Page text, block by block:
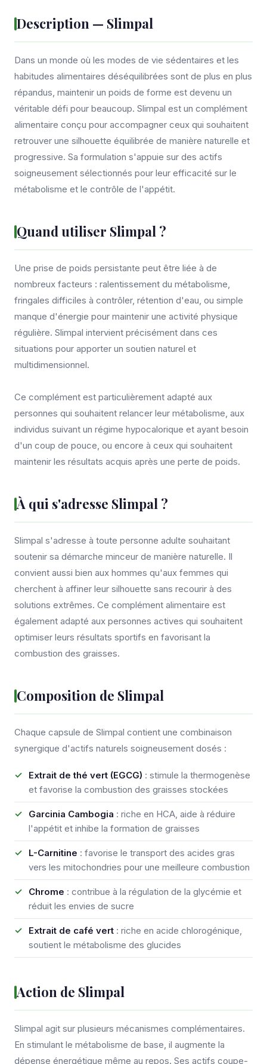
Description — Slimpal
Dans un monde où les modes de vie sédentaires et les
habitudes alimentaires déséquilibrées sont de plus en plus
répandus, maintenir un poids de forme est devenu un
véritable défi pour beaucoup. Slimpal est un complément
alimentaire conçu pour accompagner ceux qui souhaitent
retrouver une silhouette équilibrée de manière naturelle et
progressive. Sa formulation s'appuie sur des actifs
soigneusement sélectionnés pour leur efficacité sur le
métabolisme et le contrôle de l'appétit.
Quand utiliser Slimpal ?
Une prise de poids persistante peut être liée à de
nombreux facteurs : ralentissement du métabolisme,
fringales difficiles à contrôler, rétention d'eau, ou simple
manque d'énergie pour maintenir une activité physique
régulière. Slimpal intervient précisément dans ces
situations pour apporter un soutien naturel et
multidimensionnel.
Ce complément est particulièrement adapté aux
personnes qui souhaitent relancer leur métabolisme, aux
individus suivant un régime hypocalorique et ayant besoin
d'un coup de pouce, ou encore à ceux qui souhaitent
maintenir les résultats acquis après une perte de poids.
À qui s'adresse Slimpal ?
Slimpal s'adresse à toute personne adulte souhaitant
soutenir sa démarche minceur de manière naturelle. Il
convient aussi bien aux hommes qu'aux femmes qui
cherchent à affiner leur silhouette sans recourir à des
solutions extrêmes. Ce complément alimentaire est
également adapté aux personnes actives qui souhaitent
optimiser leurs résultats sportifs en favorisant la
combustion des graisses.
Composition de Slimpal
Chaque capsule de Slimpal contient une combinaison
synergique d'actifs naturels soigneusement dosés :
Extrait de thé vert (EGCG) : stimule la thermogenèse
et favorise la combustion des graisses stockées
Garcinia Cambogia : riche en HCA, aide à réduire
l'appétit et inhibe la formation de graisses
L-Carnitine : favorise le transport des acides gras
vers les mitochondries pour une meilleure combustion
Chrome : contribue à la régulation de la glycémie et
réduit les envies de sucre
Extrait de café vert : riche en acide chlorogénique,
soutient le métabolisme des glucides
Action de Slimpal
Slimpal agit sur plusieurs mécanismes complémentaires.
En stimulant le métabolisme de base, il augmente la
dépense énergétique même au repos. Ses actifs coupe-